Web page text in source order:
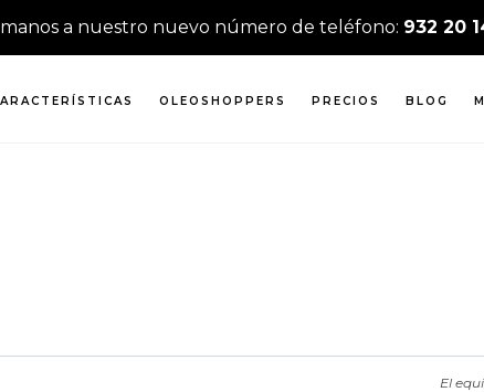
a nuestro nuevo número de teléfono: 932 20
OLEOSHOPPERS PRECIOS BLOG
El